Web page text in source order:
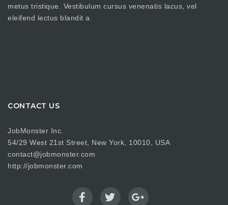
metus tristique. Vestibulum cursus venenatis lacus, vel
eleifend lectus blandit a.
CONTACT US
JobMonster Inc.
54/29 West 21st Street, New York, 10010, USA
contact@jobmonster.com
http://jobmonster.com